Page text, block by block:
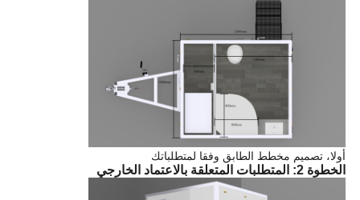
أولا، تصميم مخطط الطابق وفقا لمتطلباتك
الخطوة 2: المتطلبات المتعلقة بالاعتماد الخارجي